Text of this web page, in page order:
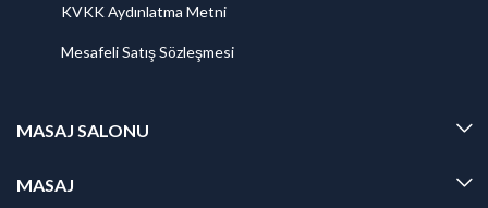
KVKK Aydınlatma Metni
Mesafeli Satış Sözleşmesi
MASAJ SALONU
MASAJ